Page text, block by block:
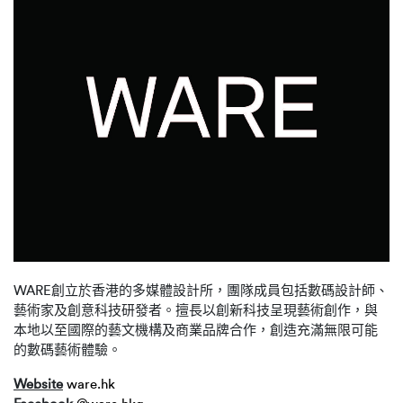
WARE創立於香港的多媒體設計所，團隊成員包括數碼設計師、
藝術家及創意科技研發者。擅長以創新科技呈現藝術創作，與
本地以至國際的藝文機構及商業品牌合作，創造充滿無限可能
的數碼藝術體驗。
Website ware.hk